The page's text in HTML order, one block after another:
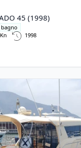
45 (1998)
bagno
1998
- Apreamare